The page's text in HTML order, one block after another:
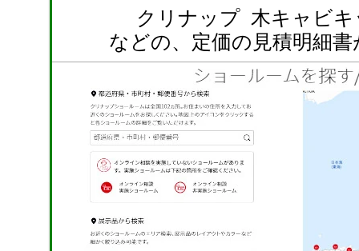
クリナップ 木キャビ
などの、定価の見積明細